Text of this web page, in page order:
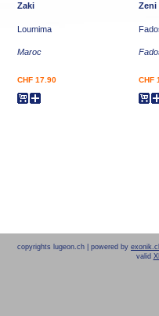
Zaki
Loumima
Maroc
CHF 17.90
Zeni
CHF
copyrights lugeon.ch | powered by
valid